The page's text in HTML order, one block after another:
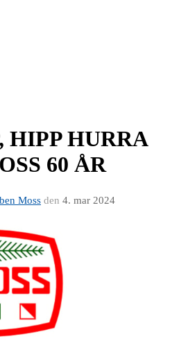
HIPP HURRA
60 ÅR
Moss den 4. mar 2024